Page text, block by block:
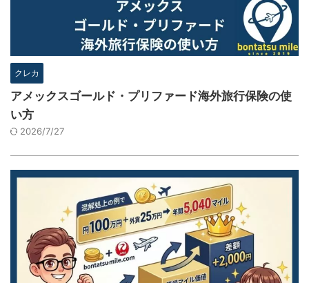
クレカ
アメックスゴールド・プリファード海外旅行保険の使
い方
2026/7/27